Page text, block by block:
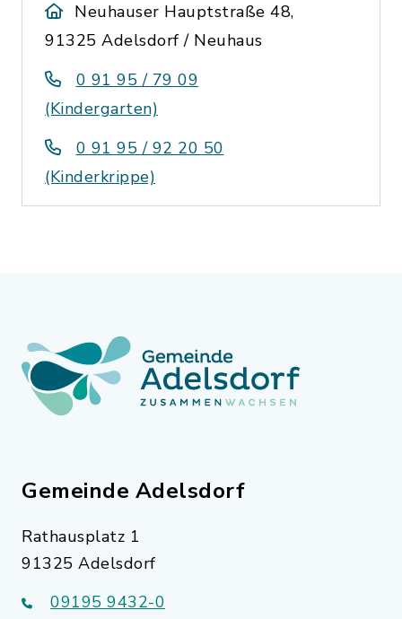
Neuhauser Hauptstraße 48,
91325 Adelsdorf / Neuhaus
0 91 95 / 79 09
(Kindergarten)
0 91 95 / 92 20 50
(Kinderkrippe)
Gemeinde Adelsdorf
Rathausplatz 1
91325 Adelsdorf
09195 9432-0